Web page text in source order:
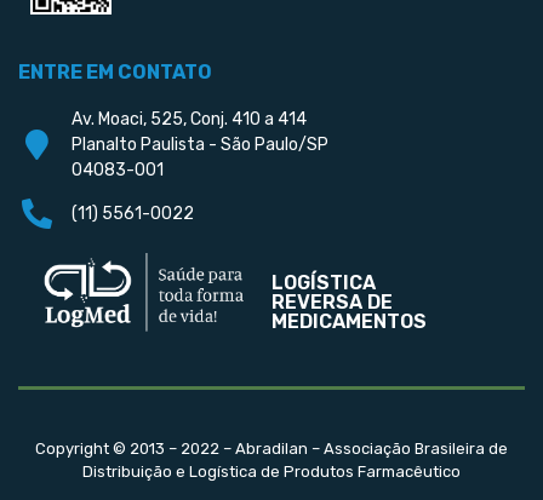
ENTRE EM CONTATO
Av. Moaci, 525, Conj. 410 a 414
Planalto Paulista - São Paulo/SP
04083-001
(11) 5561-0022
LOGÍSTICA
REVERSA DE
MEDICAMENTOS
Copyright © 2013 – 2022 – Abradilan – Associação Brasileira de
Distribuição e Logística de Produtos Farmacêutico